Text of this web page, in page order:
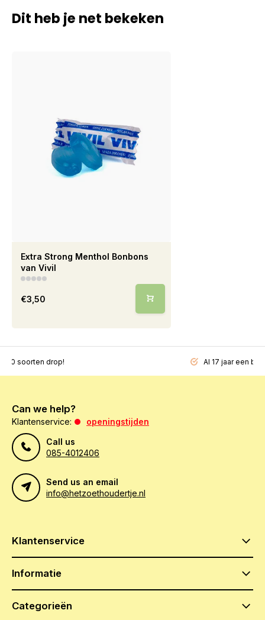
Dit heb je net bekeken
Extra Strong Menthol Bonbons
van Vivil
€3,50
soorten drop! Al 17 jaar een
Can we help?
Klantenservice:
openingstijden
Call us
085-4012406
Send us an email
info@hetzoethoudertje.nl
Klantenservice
Informatie
Categorieën